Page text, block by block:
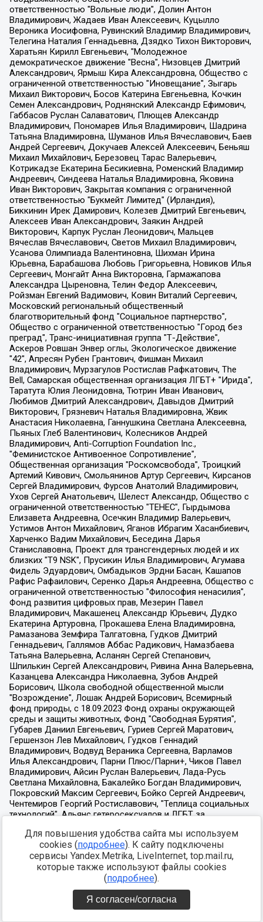
Для повышения удобства сайта мы используем
cookies (подробнее). К сайту подключены
сервисы Yandex.Metrika, LiveInternet, top.mail.ru,
которые также используют файлы cookies
(подробнее).
Я согласен/согласна